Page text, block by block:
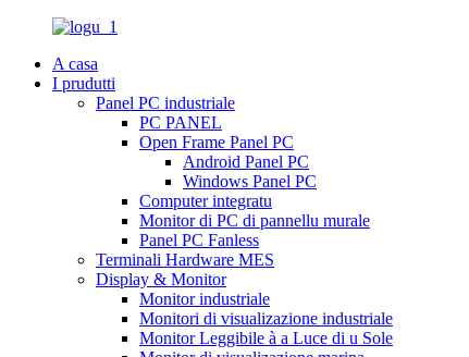
A casa
I prudutti
Panel PC industriale
PC PANEL
Open Frame Panel PC
Android Panel PC
Windows Panel PC
Computer integratu
Monitor di PC di pannellu murale
Panel PC Fanless
Terminali Hardware MES
Display & Monitor
Monitor industriale
Monitori di visualizazione industriale
Monitor Leggibile à a Luce di u Sole